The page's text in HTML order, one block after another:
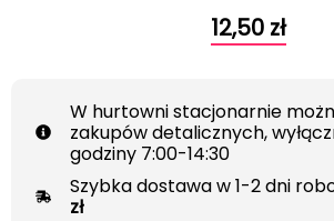
12,50 zł
W hurtowni stacjonarnie
zakupów detalicznych,
godziny 7:00-14:30
Szybka dostawa w 1-2 dni
zł